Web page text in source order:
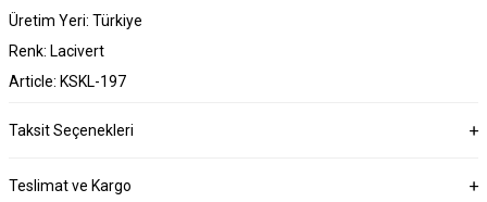
Üretim Yeri: Türkiye
Renk: Lacivert
Article: KSKL-197
Taksit Seçenekleri
Teslimat ve Kargo